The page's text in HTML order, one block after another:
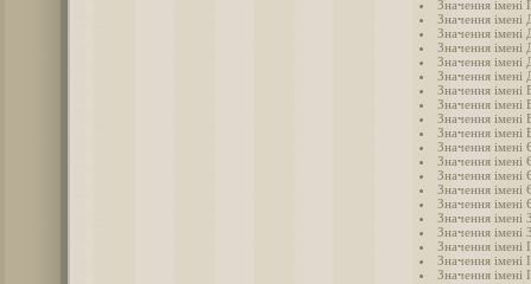
Значення імені
Значення імені
Значення імені
Значення імені
Значення імені
Значення імені
Значення імені
Значення імені
Значення імені
Значення імені
Значення імені
Значення імені
Значення імені
Значення імені
Значення імені
Значення імені
Значення імені
Значення імені
Значення імені
Значення імені